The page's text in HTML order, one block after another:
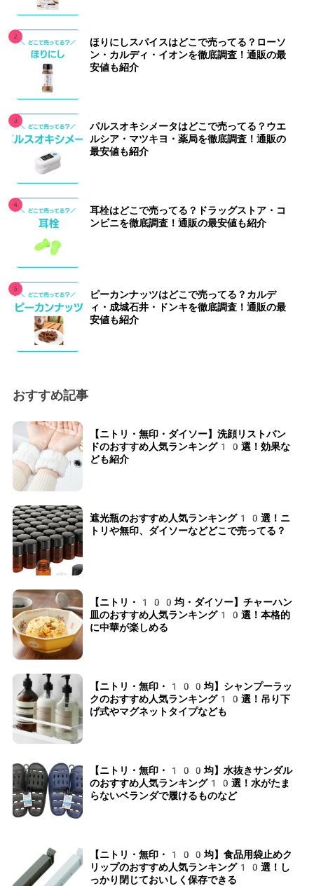
ほりにしスパイスはどこで売ってる？ローソ
ン・カルディ・イオンを徹底調査！通販の最
安値も紹介
パルスオキシメータはどこで売ってる？ウエ
ルシア・マツキヨ・薬局を徹底調査！通販の
最安値も紹介
耳栓はどこで売ってる？ドラッグストア・コ
ンビニを徹底調査！通販の最安値も紹介
ピーカンナッツはどこで売ってる？カルデ
ィ・成城石井・ドンキを徹底調査！通販の最
安値も紹介
おすすめ記事
【ニトリ・無印・ダイソー】洗顔リストバン
ドのおすすめ人気ランキング10選！効果な
ども紹介
遮光瓶のおすすめ人気ランキング10選！ニ
トリや無印、ダイソーなどどこで売ってる？
【ニトリ・100均・ダイソー】チャーハン
皿のおすすめ人気ランキング10選！本格的
に中華が楽しめる
【ニトリ・無印・100均】シャンプーラッ
クのおすすめ人気ランキング10選！吊り下
げ式やマグネットタイプなども
【ニトリ・無印・100均】水抜きサンダル
のおすすめ人気ランキング10選！水がたま
らないベランダで履けるものなど
【ニトリ・無印・100均】食品用袋止めク
リップのおすすめ人気ランキング10選！し
っかり閉じておいしく保存できる